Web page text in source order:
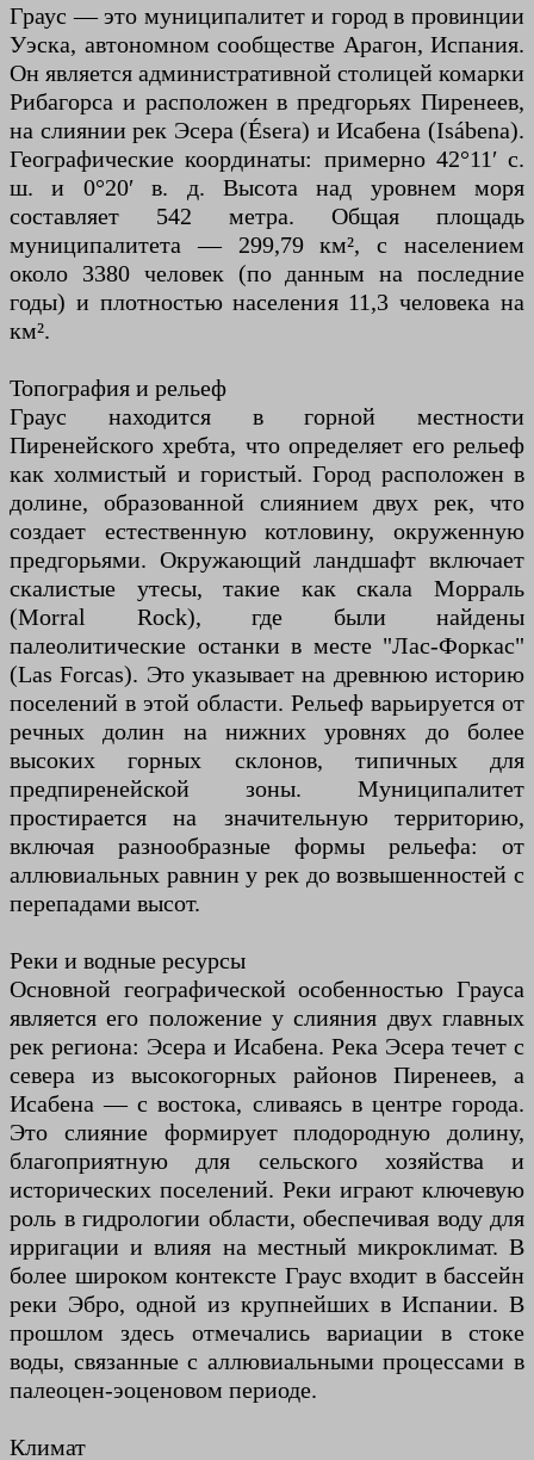
Граус — это муниципалитет и город в провинции
Уэска, автономном сообществе Арагон, Испания.
Он является административной столицей комарки
Рибагорса и расположен в предгорьях Пиренеев,
на слиянии рек Эсера (Ésera) и Исабена (Isábena).
Географические координаты: примерно 42°11′ с.
ш. и 0°20′ в. д. Высота над уровнем моря
составляет 542 метра. Общая площадь
муниципалитета — 299,79 км², с населением
около 3380 человек (по данным на последние
годы) и плотностью населения 11,3 человека на
км².
Топография и рельеф
Граус находится в горной местности
Пиренейского хребта, что определяет его рельеф
как холмистый и гористый. Город расположен в
долине, образованной слиянием двух рек, что
создает естественную котловину, окруженную
предгорьями. Окружающий ландшафт включает
скалистые утесы, такие как скала Морраль
(Morral Rock), где были найдены
палеолитические останки в месте "Лас-Форкас"
(Las Forcas). Это указывает на древнюю историю
поселений в этой области. Рельеф варьируется от
речных долин на нижних уровнях до более
высоких горных склонов, типичных для
предпиренейской зоны. Муниципалитет
простирается на значительную территорию,
включая разнообразные формы рельефа: от
аллювиальных равнин у рек до возвышенностей с
перепадами высот.
Реки и водные ресурсы
Основной географической особенностью Грауса
является его положение у слияния двух главных
рек региона: Эсера и Исабена. Река Эсера течет с
севера из высокогорных районов Пиренеев, а
Исабена — с востока, сливаясь в центре города.
Это слияние формирует плодородную долину,
благоприятную для сельского хозяйства и
исторических поселений. Реки играют ключевую
роль в гидрологии области, обеспечивая воду для
ирригации и влияя на местный микроклимат. В
более широком контексте Граус входит в бассейн
реки Эбро, одной из крупнейших в Испании. В
прошлом здесь отмечались вариации в стоке
воды, связанные с аллювиальными процессами в
палеоцен-эоценовом периоде.
Климат